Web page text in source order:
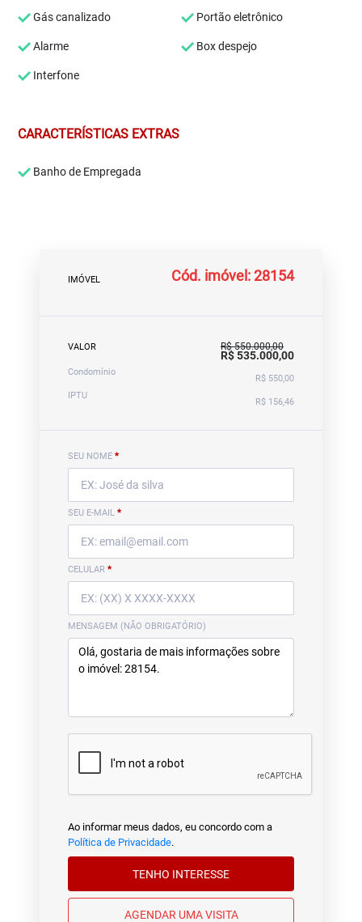
Gás canalizado Portão eletrônico
Alarme Box despejo
Interfone
CARACTERÍSTICAS EXTRAS
Banho de Empregada
IMÓVEL Cód. imóvel: 28154
VALOR R$ 550.000,00
R$ 535.000,00
Condomínio
R$ 550,00
IPTU
R$ 156,46
SEU NOME *
SEU E-MAIL *
CELULAR *
MENSAGEM (NÃO OBRIGATÓRIO)
Ao informar meus dados, eu concordo com a
Política de Privacidade.
TENHO INTERESSE
AGENDAR UMA VISITA